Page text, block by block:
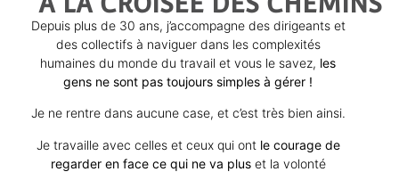
Depuis plus de 30 ans, j’accompagne des dirigeants et
des collectifs à naviguer dans les complexités
humaines du monde du travail et vous le savez, les
gens ne sont pas toujours simples à gérer !
Je ne rentre dans aucune case, et c’est très bien ainsi.
Je travaille avec celles et ceux qui ont le courage de
regarder en face ce qui ne va plus et la volonté